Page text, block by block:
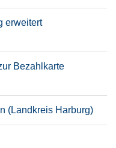
erweitert
Bezahlkarte
(Landkreis Harburg)